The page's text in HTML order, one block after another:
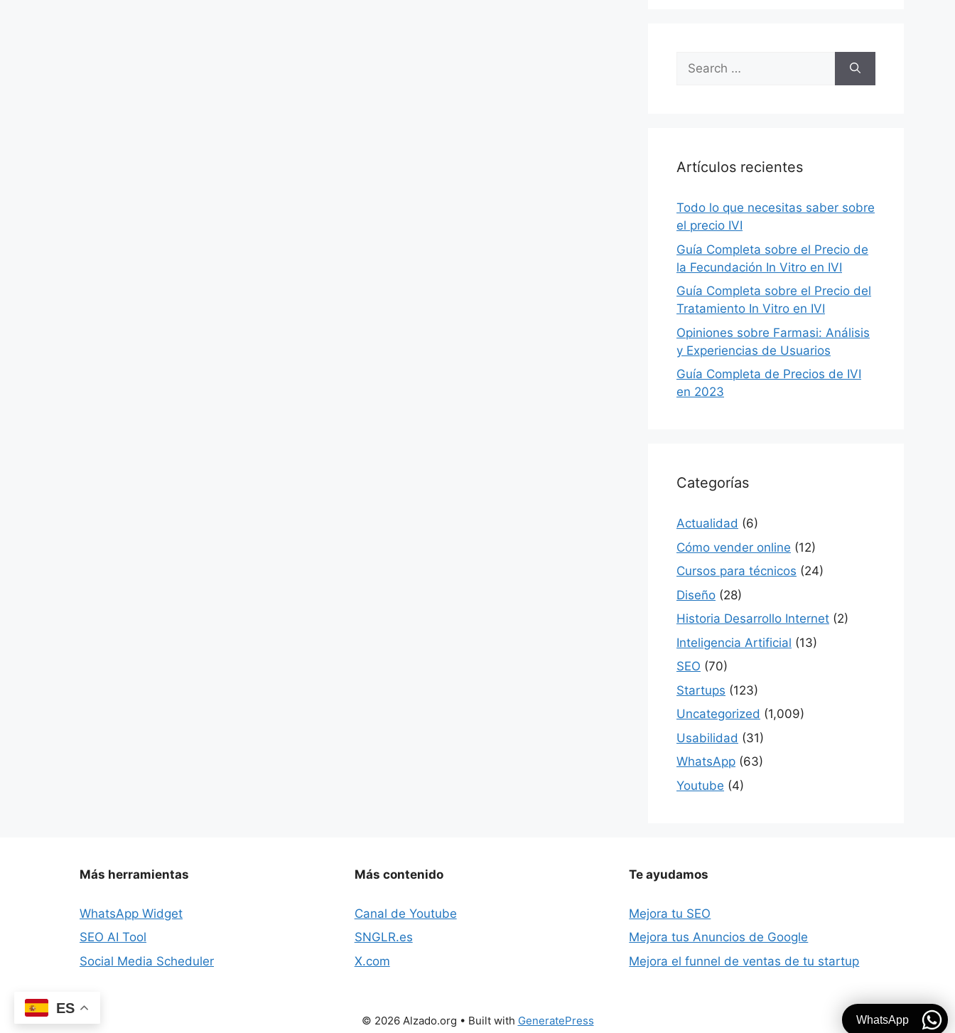
Search
for:
Artículos recientes
Todo lo que necesitas saber sobre
el precio IVI
Guía Completa sobre el Precio de
la Fecundación In Vitro en IVI
Guía Completa sobre el Precio del
Tratamiento In Vitro en IVI
Opiniones sobre Farmasi: Análisis
y Experiencias de Usuarios
Guía Completa de Precios de IVI
en 2023
Categorías
Actualidad (6)
Cómo vender online (12)
Cursos para técnicos (24)
Diseño (28)
Historia Desarrollo Internet (2)
Inteligencia Artificial (13)
SEO (70)
Startups (123)
Uncategorized (1,009)
Usabilidad (31)
WhatsApp (63)
Youtube (4)
Más herramientas
WhatsApp Widget
SEO AI Tool
Social Media Scheduler
Más contenido
Canal de Youtube
SNGLR.es
X.com
Te ayudamos
Mejora tu SEO
Mejora tus Anuncios de Google
Mejora el funnel de ventas de tu startup
© 2026 Alzado.org • Built with GeneratePress
ES
WhatsApp